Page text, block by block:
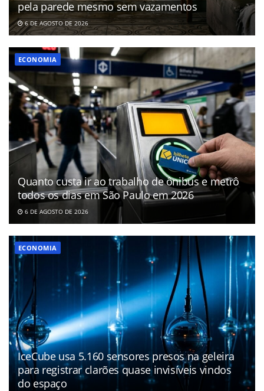
pela parede mesmo sem vazamentos
6 DE AGOSTO DE 2026
ECONOMIA
Quanto custa ir ao trabalho de ônibus e metrô
todos os dias em São Paulo em 2026
6 DE AGOSTO DE 2026
ECONOMIA
IceCube usa 5.160 sensores presos na geleira
para registrar clarões quase invisíveis vindos
do espaço